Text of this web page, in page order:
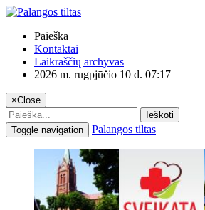
Paieška
Kontaktai
Laikraščių archyvas
2026 m. rugpjūčio 10 d. 07:17
×Close
Ieškoti
Toggle navigation
Palangos tiltas